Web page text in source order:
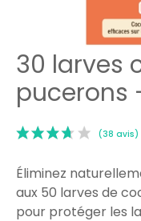
30 larves
pucerons
Éliminez
aux 50 larves de
pour protéger les